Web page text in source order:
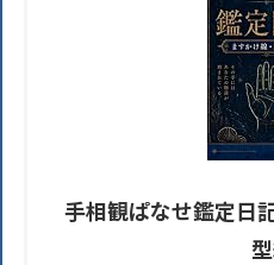
手相観ぱなせ鑑定日